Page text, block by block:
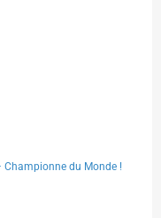
Championne du Monde !